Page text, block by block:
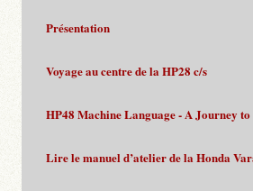
Présentation
Voyage au centre de la HP28 c/s
HP48 Machine Language - A Journey to
Lire le manuel d’atelier de la Honda